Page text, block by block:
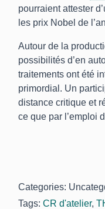
pourraient attester
les prix Nobel de
Autour de la
possibilités d’en
traitements ont été
primordial. Un
distance critique et
ce que par l’emploi
Categories:
Tags: CR d'atelier,